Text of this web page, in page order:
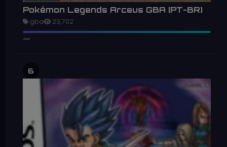
Pokémon Legends Arceus GBA [PT-BR]
gba 23,702
6